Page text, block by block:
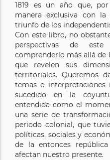
1819 es un año que,
manera exclusiva con la
triunfo de los
Con este libro, no
perspectivas de
comprenderlo más allá de
que revelen sus
territoriales. Queremos
temas e interpretaciones
sucedido en la
entendida como el
una serie de
periodo colonial, que
políticas, sociales y
de la entonces
afectan nuestro presente.